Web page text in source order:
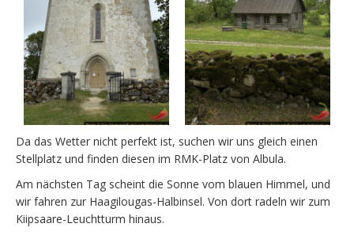
Da das Wetter nicht perfekt ist, suchen wir uns gleich einen
Stellplatz und finden diesen im RMK-Platz von Albula.
Am nächsten Tag scheint die Sonne vom blauen Himmel, und
wir fahren zur Haagilougas-Halbinsel. Von dort radeln wir zum
Kiipsaare-Leuchtturm hinaus.